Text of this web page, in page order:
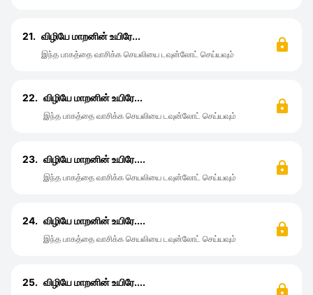
21. விழியே மாறனின் உயிரே...
இந்த பாகத்தை வாசிக்க செயலியை டவுன்லோட் செய்யவும்
22. விழியே மாறனின் உயிரே...
இந்த பாகத்தை வாசிக்க செயலியை டவுன்லோட் செய்யவும்
23. விழியே மாறனின் உயிரே....
இந்த பாகத்தை வாசிக்க செயலியை டவுன்லோட் செய்யவும்
24. விழியே மாறனின் உயிரே....
இந்த பாகத்தை வாசிக்க செயலியை டவுன்லோட் செய்யவும்
25. விழியே மாறனின் உயிரே....